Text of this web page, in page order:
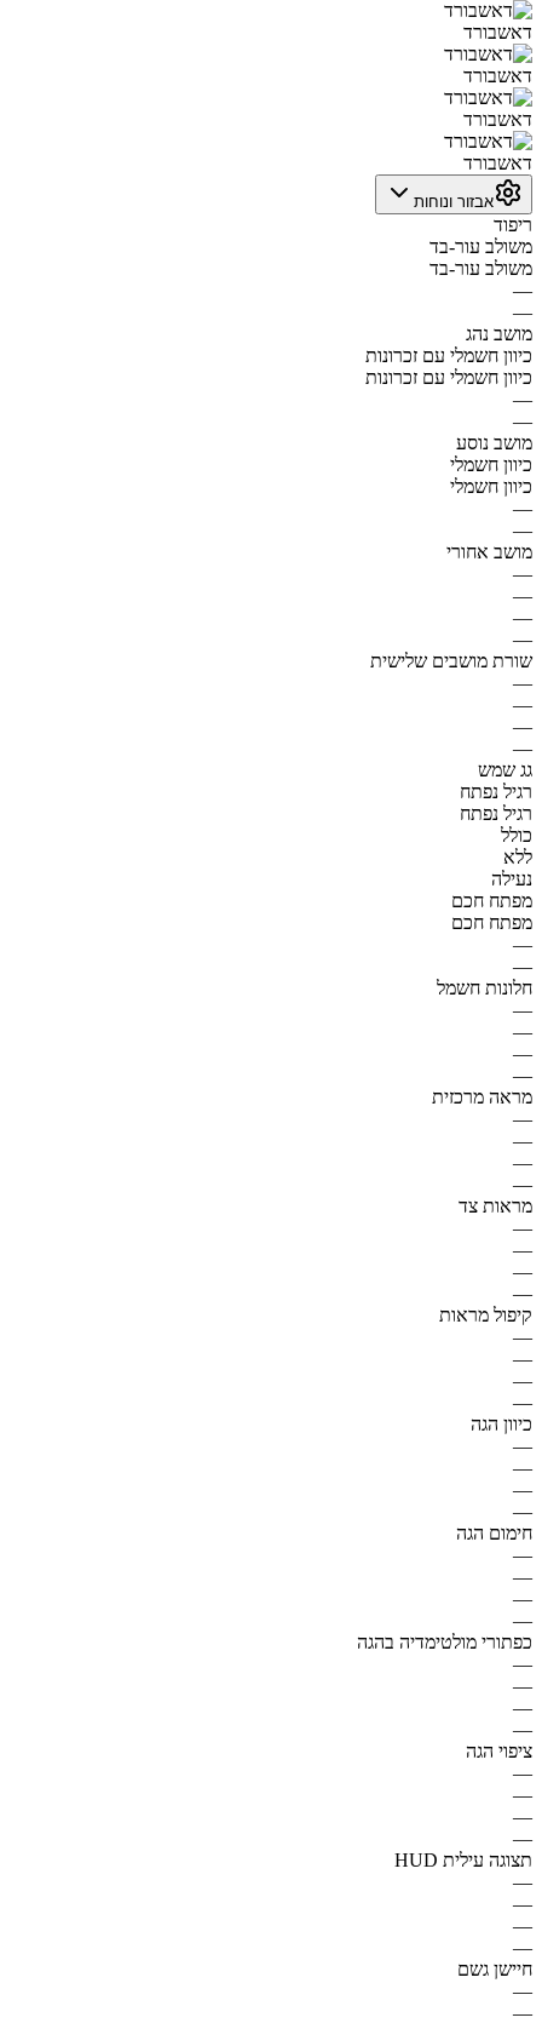
דאשבורד
דאשבורד
דאשבורד
דאשבורד
אבזור ונוחות
ריפוד
משולב עור-בד
משולב עור-בד
—
—
מושב נהג
כיוון חשמלי עם זכרונות
כיוון חשמלי עם זכרונות
—
—
מושב נוסע
כיוון חשמלי
כיוון חשמלי
—
—
מושב אחורי
—
—
—
—
שורת מושבים שלישית
—
—
—
—
גג שמש
רגיל נפתח
רגיל נפתח
כולל
ללא
נעילה
מפתח חכם
מפתח חכם
—
—
חלונות חשמל
—
—
—
—
מראה מרכזית
—
—
—
—
מראות צד
—
—
—
—
קיפול מראות
—
—
—
—
כיוון הגה
—
—
—
—
חימום הגה
—
—
—
—
כפתורי מולטימדיה בהגה
—
—
—
—
ציפוי הגה
—
—
—
—
תצוגה עילית HUD
—
—
—
—
חיישן גשם
—
—